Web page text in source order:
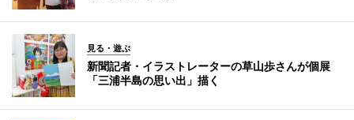
見る・遊ぶ
新聞記者・イラストレーターの草山歩さんが個展
「三浦半島の思い出」描く